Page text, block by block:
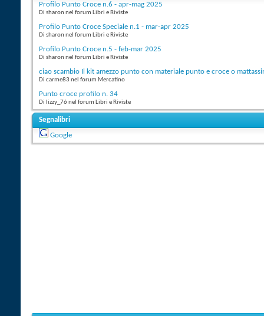
Profilo Punto Croce n.6 - apr-mag 2025
Di sharon nel forum Libri e Riviste
Profilo Punto Croce Speciale n.1 - mar-apr 2025
Di sharon nel forum Libri e Riviste
Profilo Punto Croce n.5 - feb-mar 2025
Di sharon nel forum Libri e Riviste
ciao scambio Il kit amezzo punto con materiale punto e croce o
Di carme83 nel forum Mercatino
Punto croce profilo n. 34
Di lizzy_76 nel forum Libri e Riviste
Segnalibri
Google